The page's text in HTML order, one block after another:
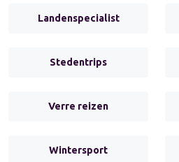
Landenspecialist
Stedentrips
Verre reizen
Wintersport